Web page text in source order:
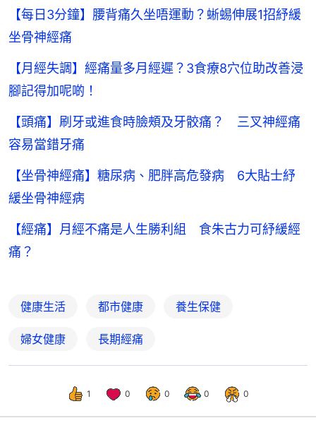
【每日3分鐘】腰背痛久坐唔運動？蜥蜴伸展1招紓緩
坐骨神經痛
【月經失調】經痛量多月經遲？3食療8穴位助改善浸
腳記得加呢啲！
【頭痛】刷牙或進食時臉頰及牙骹痛？ 三叉神經痛
容易當錯牙痛
【坐骨神經痛】糖尿病、肥胖高危發病 6大貼士紓
緩坐骨神經病
【經痛】月經不痛是人生勝利組 食朱古力可紓緩經
痛？
健康生活 都市健康 養生保健
婦女健康 長期經痛
1 0 0 0 0